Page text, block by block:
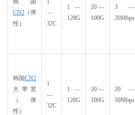
韩国
CN2 （弹
性）
1
—
32C
1 —
128G
20 —
100G
3 —
20Mbps
韩国CN2
大带宽
（弹
性）
1
—
32C
1 —
128G
20 —
100G
20 —
50Mbps